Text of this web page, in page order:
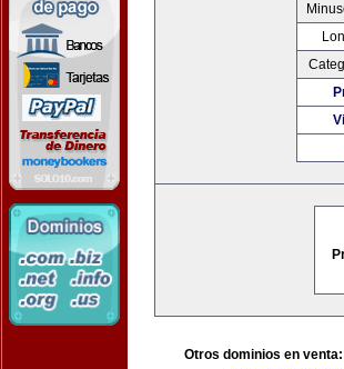
Otros dominios en venta: